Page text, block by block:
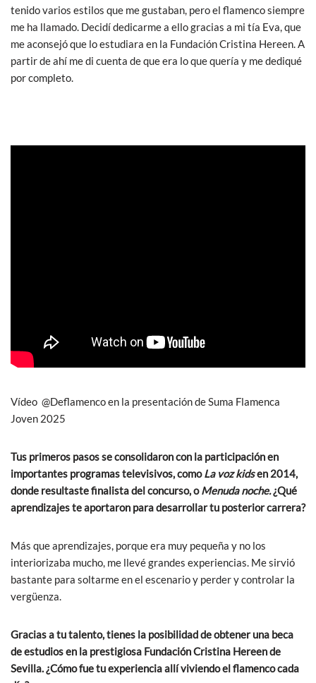
tenido varios estilos que me gustaban, pero el flamenco siempre
me ha llamado. Decidí dedicarme a ello gracias a mi tía Eva, que
me aconsejó que lo estudiara en la Fundación Cristina Hereen. A
partir de ahí me di cuenta de que era lo que quería y me dediqué
por completo.
Vídeo @Deflamenco en la presentación de Suma Flamenca
Joven 2025
Tus primeros pasos se consolidaron con la participación en
importantes programas televisivos, comoLa voz kidsen 2014,
donde resultaste finalista del concurso, oMenuda noche.¿Qué
aprendizajes te aportaron para desarrollar tu posterior carrera?
Más que aprendizajes, porque era muy pequeña y no los
interiorizaba mucho, me llevé grandes experiencias. Me sirvió
bastante para soltarme en el escenario y perder y controlar la
vergüenza.
Gracias a tu talento, tienes la posibilidad de obtener una beca
de estudios en la prestigiosa Fundación Cristina Hereen de
Sevilla. ¿Cómo fue tu experiencia allí viviendo el flamenco cada